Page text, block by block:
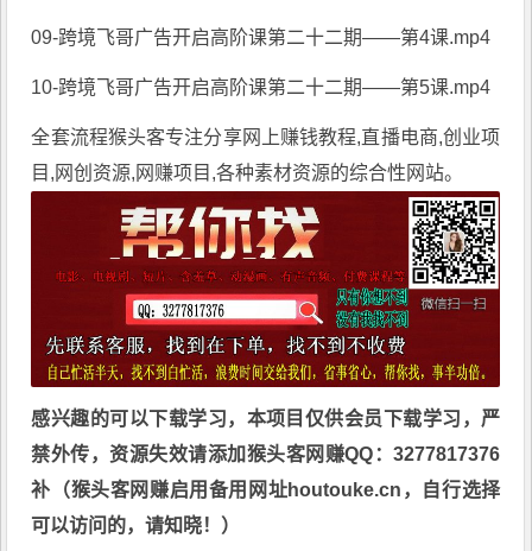
09-跨境飞哥广告开启高阶课第二十二期——第4课.mp4
10-跨境飞哥广告开启高阶课第二十二期——第5课.mp4
全套流程猴头客专注分享网上赚钱教程,直播电商,创业项
目,网创资源, 网赚项目 ,各种素材资源的综合性网站。
感兴趣的可以下载学习，本项目仅供会员下载学习，严
禁外传，资源失效请添加猴头客网赚QQ：3277817376
补（猴头客网赚启用备用网址houtouke.cn，自行选择
可以访问的，请知晓！）